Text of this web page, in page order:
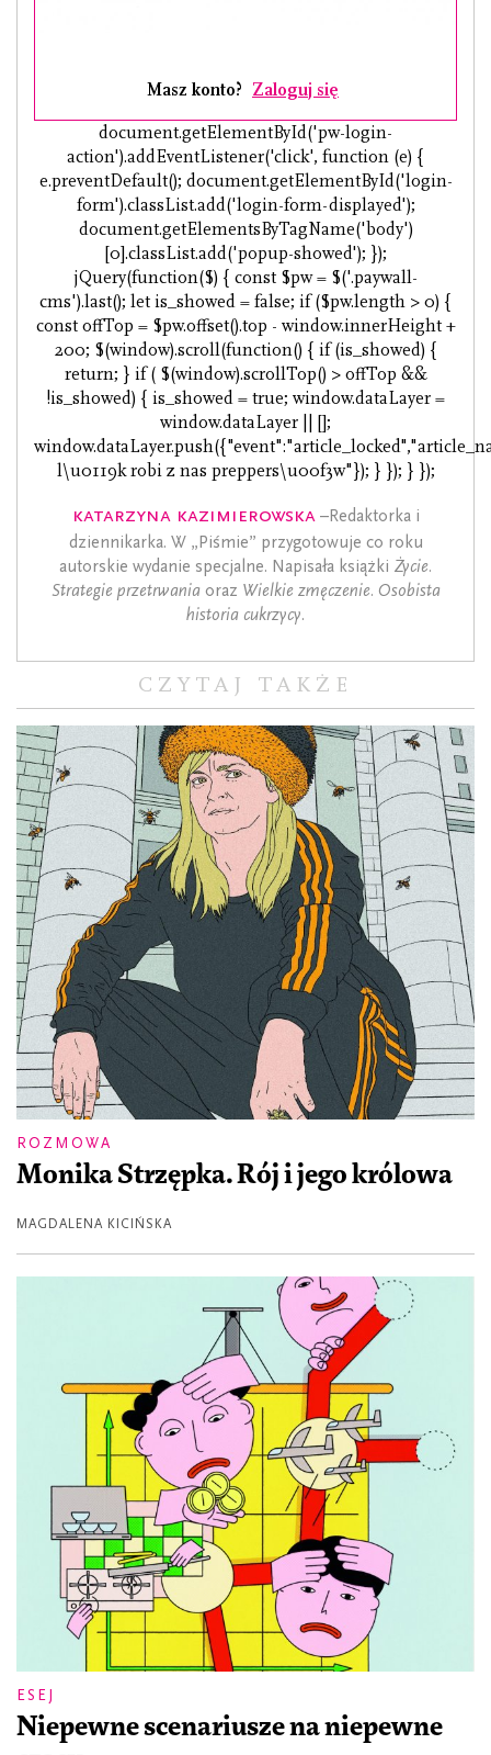
Masz konto? Zaloguj się
Katarzyna Kazimierowska–Redaktorka i
dziennikarka. W „Piśmie” przygotowuje co roku
autorskie wydanie specjalne. Napisała książki Życie.
Strategie przetrwania oraz Wielkie zmęczenie. Osobista
historia cukrzycy.
CZYTAJ TAKŻE
ROZMOWA
Monika Strzępka. Rój i jego królowa
MAGDALENA KICIŃSKA
ESEJ
Niepewne scenariusze na niepewne